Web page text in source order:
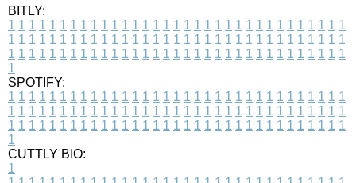
BITLY:
1 1 1 1 1 1 1 1 1 1 1 1 1 1 1 1 1 1 1 1 1 1 1 1 1 1 1 1 1 1 1 1 1
1 1 1 1 1 1 1 1 1 1 1 1 1 1 1 1 1 1 1 1 1 1 1 1 1 1 1 1 1 1 1 1 1
1 1 1 1 1 1 1 1 1 1 1 1 1 1 1 1 1 1 1 1 1 1 1 1 1 1 1 1 1 1 1 1 1
1
SPOTIFY:
1 1 1 1 1 1 1 1 1 1 1 1 1 1 1 1 1 1 1 1 1 1 1 1 1 1 1 1 1 1 1 1 1
1 1 1 1 1 1 1 1 1 1 1 1 1 1 1 1 1 1 1 1 1 1 1 1 1 1 1 1 1 1 1 1 1
1 1 1 1 1 1 1 1 1 1 1 1 1 1 1 1 1 1 1 1 1 1 1 1 1 1 1 1 1 1 1 1 1
1
CUTTLY BIO:
1